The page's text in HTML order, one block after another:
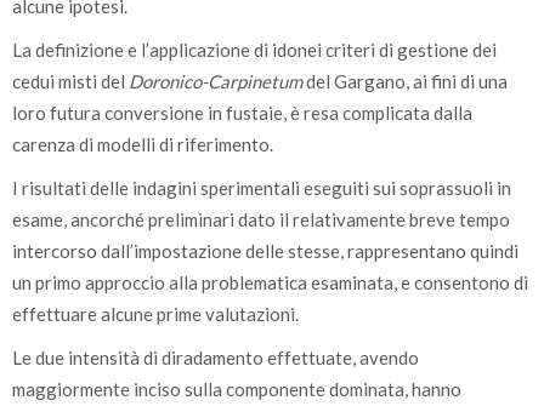
alcune ipotesi.
La definizione e l’applicazione di idonei criteri di gestione dei
cedui misti del Doronico-Carpinetumdel Gargano, ai fini di una
loro futura conversione in fustaie, è resa complicata dalla
carenza di modelli di riferimento.
I risultati delle indagini sperimentali eseguiti sui soprassuoli in
esame, ancorché preliminari dato il relativamente breve tempo
intercorso dall’impostazione delle stesse, rappresentano quindi
un primo approccio alla problematica esaminata, e consentono di
effettuare alcune prime valutazioni.
Le due intensità di diradamento effettuate, avendo
maggiormente inciso sulla componente dominata, hanno